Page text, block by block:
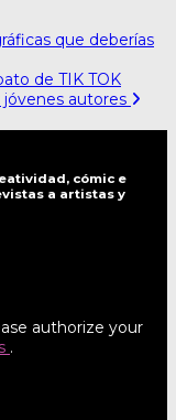
que deberías
de TIK TOK
autores
cómic e
a artistas y
authorize your
.